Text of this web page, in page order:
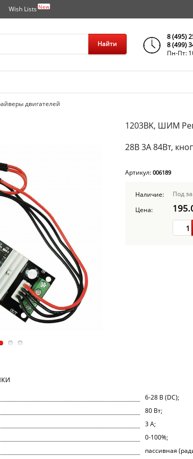
Wish Lists New
Найти
8 (495)
8 (499)
Пн-Пт:
двигателей
1203BK, ШИМ
28В 3А 84Вт,
Артикул: 006189
Наличие: Под
Цена:
6-28 В (DC);
80 Вт;
3 А;
0-100%;
пассивная